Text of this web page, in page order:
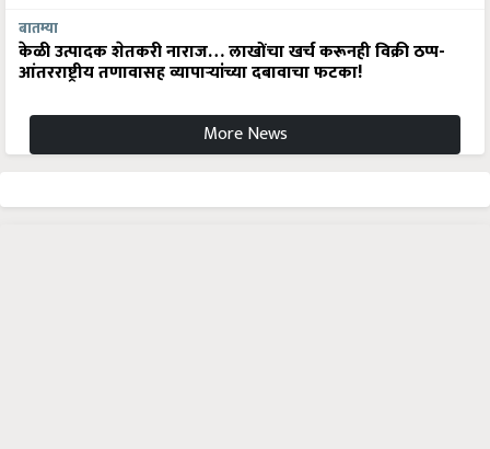
बातम्या
केळी उत्पादक शेतकरी नाराज… लाखोंचा खर्च करूनही विक्री ठप्प-
आंतरराष्ट्रीय तणावासह व्यापाऱ्यांच्या दबावाचा फटका!
More News